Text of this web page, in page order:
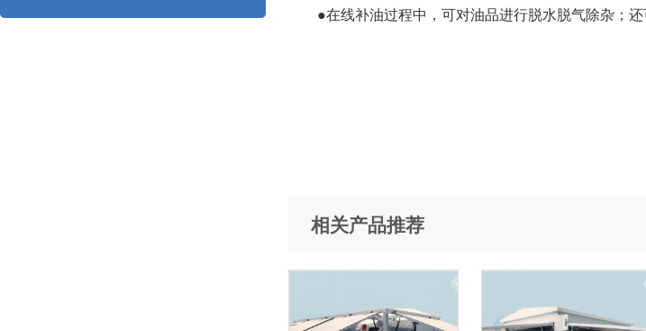
●在线补油过程中，可对油品进行脱水脱气除杂；
相关产品推荐